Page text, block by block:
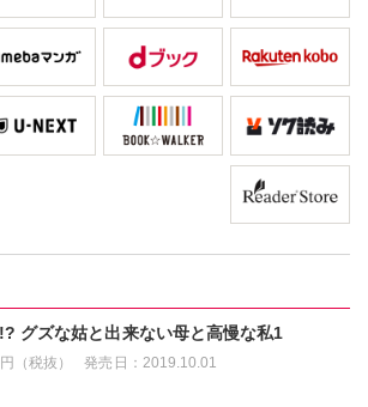
グズな姑と出来ない母と高慢な私1
（税抜） 発売日： 2019.10.01